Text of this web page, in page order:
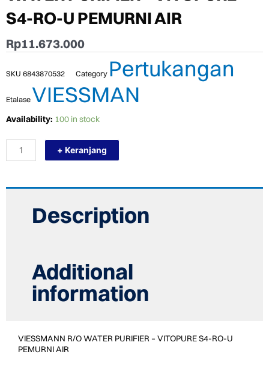
S4-RO-U PEMURNI AIR
Rp11.673.000
SKU 6843870532 Category Pertukangan
Etalase VIESSMAN
Availability: 100 in stock
TERMURAH
R/O
WATER
PURIFIER
+ Keranjang
Description
Additional
information
VIESSMANN R/O WATER PURIFIER – VITOPURE S4-RO-U
PEMURNI AIR